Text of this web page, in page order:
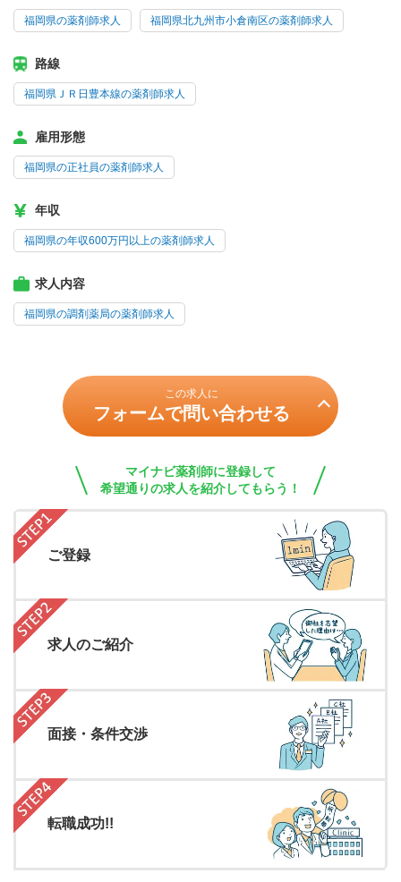
福岡県の薬剤師求人 福岡県北九州市小倉南区の薬剤師求人
路線
福岡県ＪＲ日豊本線の薬剤師求人
雇用形態
福岡県の正社員の薬剤師求人
年収
福岡県の年収600万円以上の薬剤師求人
求人内容
福岡県の調剤薬局の薬剤師求人
この求人に
フォームで問い合わせる
マイナビ薬剤師に登録して
希望通りの求人を紹介してもらう！
ご登録
求人のご紹介
面接・条件交渉
転職成功!!